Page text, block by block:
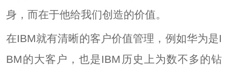
身，而在于他给我们创造的价值。
在IBM就有清晰的客户价值管理，例如华为是I
BM的大客户，也是IBM历史上为数不多的钻